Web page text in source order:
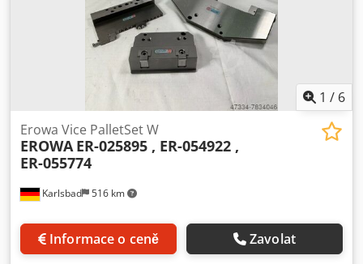
1 / 6
Karlsbad 516 km
Erowa Vice PalletSet W
EROWA ER-025895 , ER-054922 ,
ER-055774
Informace o ceně Zavolat